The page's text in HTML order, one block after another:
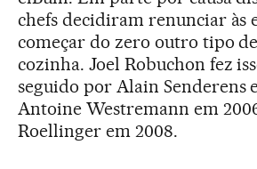
chefs decidiram renunciar às
começar do zero outro tipo
cozinha. Joel Robuchon fez
seguido por Alain Senderens
Antoine Westremann em
Roellinger em 2008.